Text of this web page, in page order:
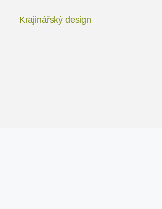
Krajinářský design